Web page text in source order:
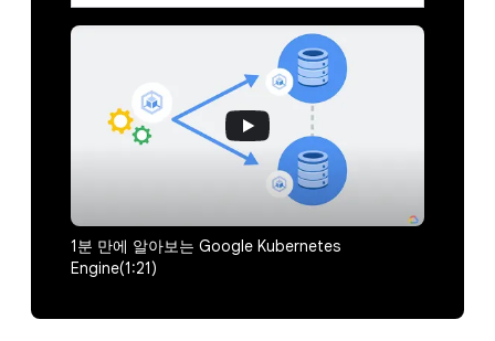
1분 만에 알아보는 Google Kubernetes
Engine(1:21)